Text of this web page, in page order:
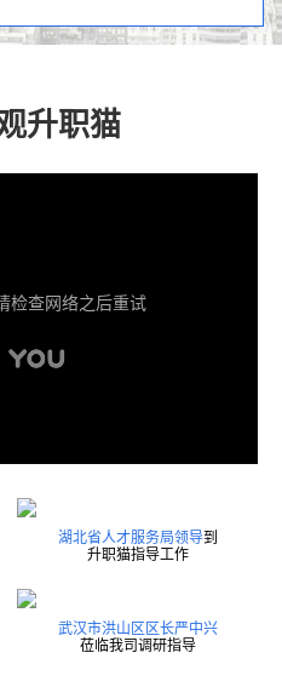
升职猫
检查网络之后重试
湖北省人才服务局领导到
升职猫指导工作
武汉市洪山区区长严中兴
莅临我司调研指导